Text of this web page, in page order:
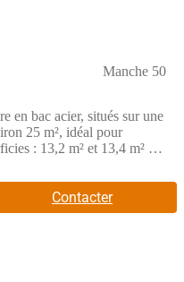
Manche 50
en bac acier, situés sur une
25 m², idéal pour
: 13,2 m² et 13,4 m² (
de terrain à l'avant (env.
Servitude de passage
Idéal pour stockage,
Contacter